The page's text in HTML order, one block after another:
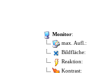
Monitor:
max. Aufl.:
Bildfläche:
Reaktion:
Kontrast: